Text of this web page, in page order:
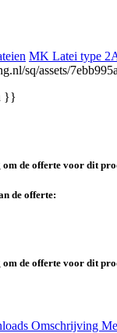
MK Latei type
}}
de offerte voor dit
de offerte:
de offerte voor dit
Omschrijving